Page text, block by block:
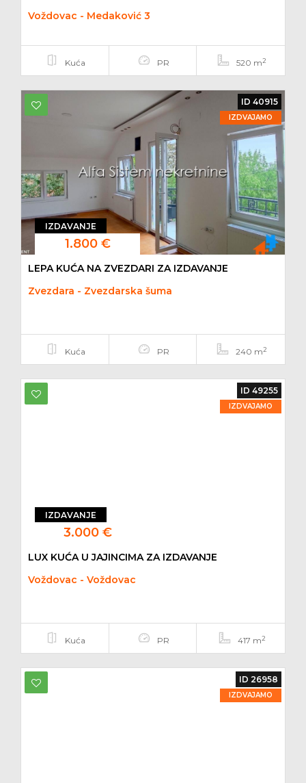
Voždovac - Medaković 3
Kuća PR 520 m2
IZDAVANJE
1.800 €
ID 40915
IZDVAJAMO
LEPA KUĆA NA ZVEZDARI ZA IZDAVANJE
Zvezdara - Zvezdarska šuma
Kuća PR 240 m2
IZDAVANJE
3.000 €
ID 49255
IZDVAJAMO
LUX KUĆA U JAJINCIMA ZA IZDAVANJE
Voždovac - Voždovac
Kuća PR 417 m2
ID 26958
IZDVAJAMO